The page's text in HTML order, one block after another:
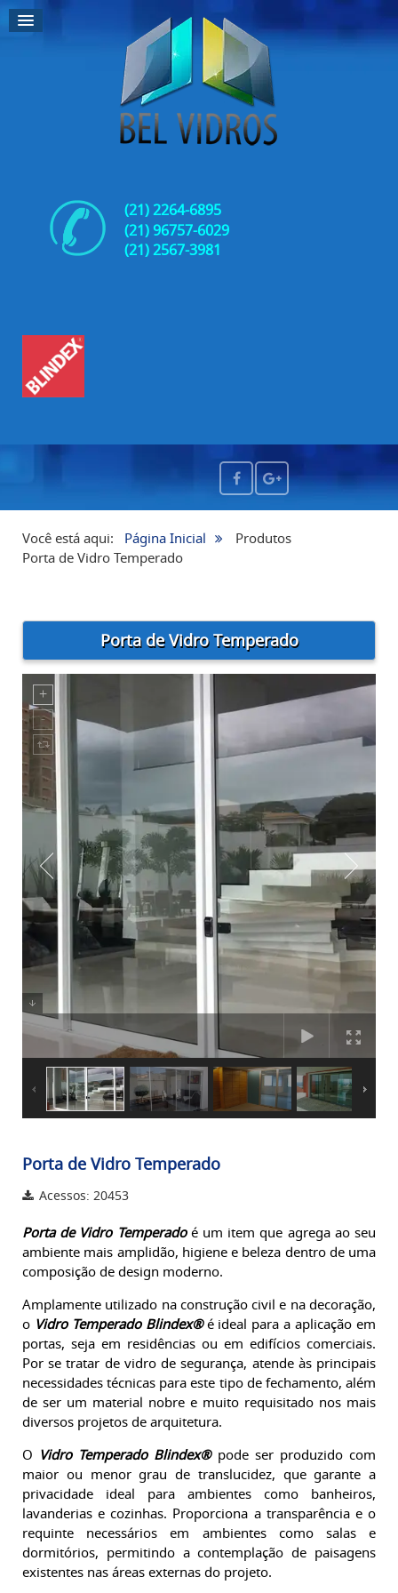
(21) 2264-6895
(21) 96757-6029
(21)2567-3981
Você está aqui: Página Inicial
Produtos
Porta de Vidro Temperado
Porta de Vidro Temperado
Porta de Vidro Temperado
Acessos: 20453
Porta de Vidro Temperadoé um item que agrega ao seu
ambiente mais amplidão, higiene e beleza dentro de uma
composição de design moderno.
Amplamente utilizado na construção civil e na decoração,
o Vidro TemperadoBlindex®é ideal para a aplicação em
portas, seja em residências ou em edifícios comerciais.
Por se tratar de vidro de segurança, atende às principais
necessidades técnicas para este tipo de fechamento, além
de ser um material nobre e muito requisitado nos mais
diversos projetos de arquitetura.
O Vidro Temperado Blindex®pode ser produzido com
maior ou menor grau de translucidez, que garante a
privacidade ideal para ambientes como banheiros,
lavanderias e cozinhas. Proporciona a transparência e o
requinte necessários em ambientes como salas e
dormitórios, permitindo a contemplação de paisagens
existentes nas áreas externas do projeto.